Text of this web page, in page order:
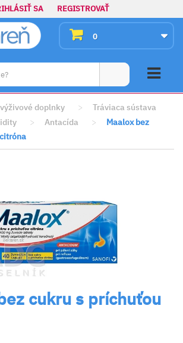
SA REGISTROVAŤ
0
doplnky >
Tráviaca sústava
> Antacída >
Maalox bez
cukru s príchuťou